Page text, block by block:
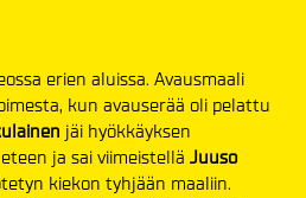
erien aluissa. Avausmaali
kun avauserää oli pelattu
jäi hyökkäyksen
ja sai viimeistellä Juuso
kiekon tyhjään maaliin.